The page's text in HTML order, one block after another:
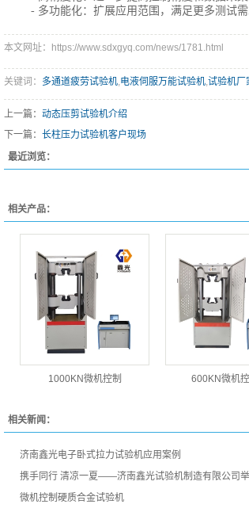
- 多功能化：扩展应用范围，满足更多测试需
本文网址：https://www.sdxgyq.com/news/1781.html
关键词： 多通道疲劳试验机,电液伺服万能试验机,试验机厂
上一篇： 动态压剪试验机介绍
下一篇： 长柱压力试验机客户现场
最近浏览：
相关产品：
1000KN微机控制 600KN微机
相关新闻：
济南鑫光电子卧式拉力试验机应用案例
携手同行 清凉一夏——济南鑫光试验机制造有限公司
微机控制硬质合金试验机